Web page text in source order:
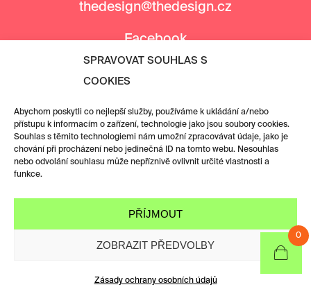
SPRAVOVAT SOUHLAS S
COOKIES
Abychom poskytli co nejlepší služby, používáme k ukládání a/nebo
přístupu k informacím o zařízení, technologie jako jsou soubory cookies.
Souhlas s těmito technologiemi nám umožní zpracovávat údaje, jako je
chování při procházení nebo jedinečná ID na tomto webu. Nesouhlas
nebo odvolání souhlasu může nepříznivě ovlivnit určité vlastnosti a
funkce.
PŘÍJMOUT
ZOBRAZIT PŘEDVOLBY
Zásady ochrany osobních údajů
thedesign@thedesign.cz
Facebook
Instagram
0